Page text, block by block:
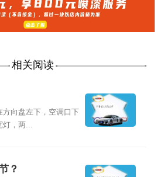
相关阅读
向盘左下，空调口下
灯，两...
？